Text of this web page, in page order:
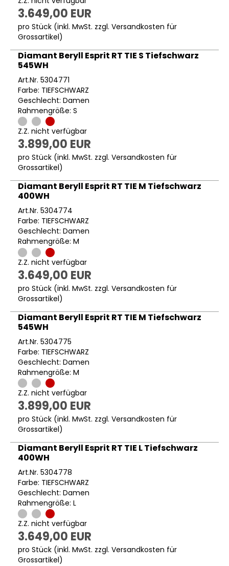
3.649,00 EUR
pro Stück (inkl. MwSt. zzgl. Versandkosten für
Grossartikel)
Diamant Beryll Esprit RT TIE S Tiefschwarz
545WH
Art.Nr. 5304771
Farbe: TIEFSCHWARZ
Geschlecht: Damen
Rahmengröße: S
Z.Z. nicht verfügbar
3.899,00 EUR
pro Stück (inkl. MwSt. zzgl. Versandkosten für
Grossartikel)
Diamant Beryll Esprit RT TIE M Tiefschwarz
400WH
Art.Nr. 5304774
Farbe: TIEFSCHWARZ
Geschlecht: Damen
Rahmengröße: M
Z.Z. nicht verfügbar
3.649,00 EUR
pro Stück (inkl. MwSt. zzgl. Versandkosten für
Grossartikel)
Diamant Beryll Esprit RT TIE M Tiefschwarz
545WH
Art.Nr. 5304775
Farbe: TIEFSCHWARZ
Geschlecht: Damen
Rahmengröße: M
Z.Z. nicht verfügbar
3.899,00 EUR
pro Stück (inkl. MwSt. zzgl. Versandkosten für
Grossartikel)
Diamant Beryll Esprit RT TIE L Tiefschwarz
400WH
Art.Nr. 5304778
Farbe: TIEFSCHWARZ
Geschlecht: Damen
Rahmengröße: L
Z.Z. nicht verfügbar
3.649,00 EUR
pro Stück (inkl. MwSt. zzgl. Versandkosten für
Grossartikel)